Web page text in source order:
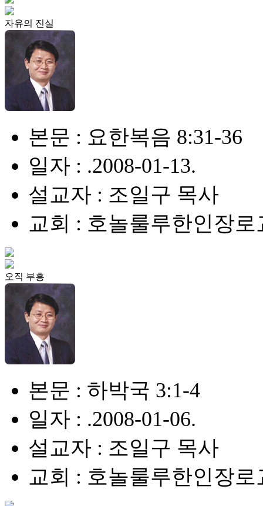
자유의 진실
본문 : 요한복음 8:31-36
일자 : .2008-01-13.
설교자 : 조일구 목사
교회 : 호놀룰루한인장로
오직 부흥
본문 : 하박국 3:1-4
일자 : .2008-01-06.
설교자 : 조일구 목사
교회 : 호놀룰루한인장로